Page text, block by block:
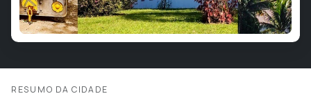
RESUMO DA CIDADE